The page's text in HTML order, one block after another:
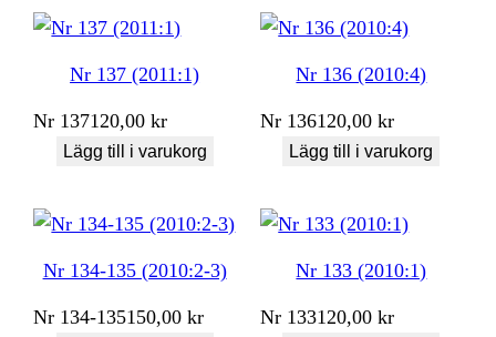
Nr 137 (2011:1)
Nr 137120,00kr
Lägg till i varukorg
Nr 136 (2010:4)
Nr 136120,00kr
Lägg till i varukorg
Nr 134-135 (2010:2-3)
Nr 134-135150,00kr
Nr 133 (2010:1)
Nr 133120,00kr